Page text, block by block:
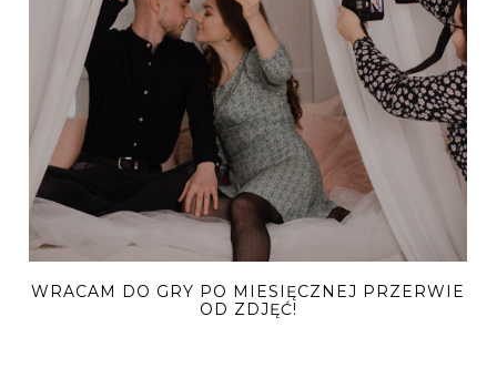
WRACAM DO GRY PO MIESIĘCZNEJ PRZERWIE
OD ZDJĘĆ!